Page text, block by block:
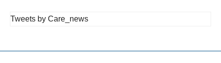
Tweets by Care_news